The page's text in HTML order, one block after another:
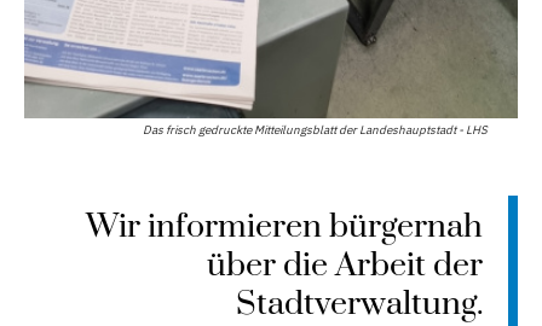
Das frisch gedruckte Mitteilungsblatt der Landeshauptstadt - LHS
Wir informieren bürgernah
über die Arbeit der
Stadtverwaltung.